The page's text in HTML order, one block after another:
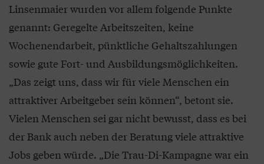
Linsenmaier wurden vor allem folgende Punkte
genannt: Geregelte Arbeitszeiten, keine
Wochenendarbeit, pünktliche Gehaltszahlungen
sowie gute Fort- und Ausbildungsmöglichkeiten.
„Das zeigt uns, dass wir für viele Menschen ein
attraktiver Arbeitgeber sein können“, betont sie.
Vielen Menschen sei gar nicht bewusst, dass es bei
der Bank auch neben der Beratung viele attraktive
Jobs geben würde. „Die Trau-Di-Kampagne war ein